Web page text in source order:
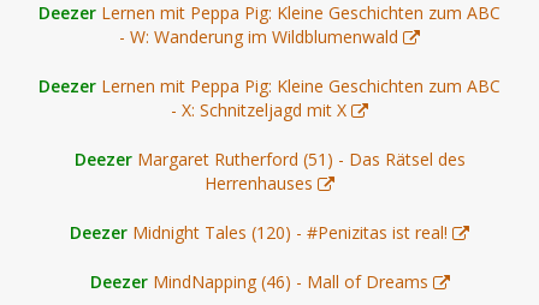
Deezer Lernen mit Peppa Pig: Kleine Geschichten zum ABC
- W: Wanderung im Wildblumenwald
Deezer Lernen mit Peppa Pig: Kleine Geschichten zum ABC
- X: Schnitzeljagd mit X
Deezer Margaret Rutherford (51) - Das Rätsel des
Herrenhauses
Deezer Midnight Tales (120) - #Penizitas ist real!
Deezer MindNapping (46) - Mall of Dreams